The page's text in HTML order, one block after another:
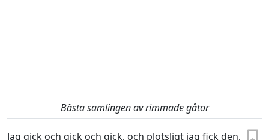
Bästa samlingen av rimmade gåtor
Jag gick och gick och gick, och plötsligt jag fick den,